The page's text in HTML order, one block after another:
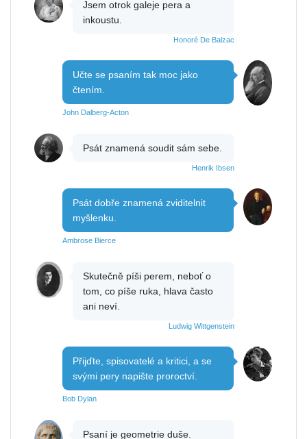
Jsem otrok galeje pera a
inkoustu.
Honoré De Balzac
Učte se psaním tak moc jako
čtením.
John Dalberg-Acton
Psát znamená soudit sám sebe.
Henrik Ibsen
Psát dobře znamená zviditelnit
myšlenku.
Ambrose Bierce
Skutečně píši perem, neboť o
tom, co píše ruka, hlava často
ani neví.
Ludwig Wittgenstein
Přijďte, spisovatelé a kritici, a se
svými pery napište proroctví.
Bob Dylan
Psaní je geometrie duše.